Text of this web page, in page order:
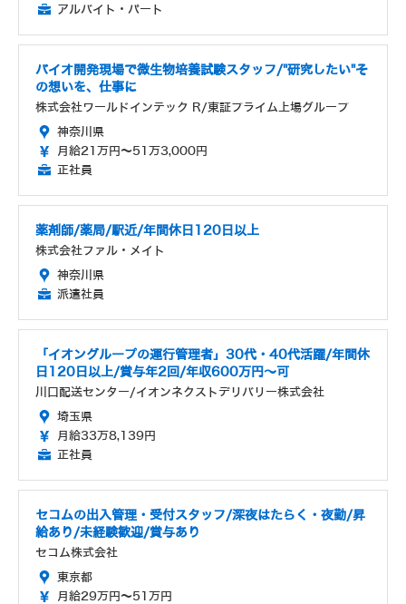
アルバイト・パート
バイオ開発現場で微生物培養試験スタッフ/"研究したい"そ
の想いを、仕事に
株式会社ワールドインテック R/東証プライム上場グループ
神奈川県
月給21万円～51万3,000円
正社員
薬剤師/薬局/駅近/年間休日120日以上
株式会社ファル・メイト
神奈川県
派遣社員
「イオングループの運行管理者」30代・40代活躍/年間休
日120日以上/賞与年2回/年収600万円～可
川口配送センター/イオンネクストデリバリー株式会社
埼玉県
月給33万8,139円
正社員
セコムの出入管理・受付スタッフ/深夜はたらく・夜勤/昇
給あり/未経験歓迎/賞与あり
セコム株式会社
東京都
月給29万円～51万円